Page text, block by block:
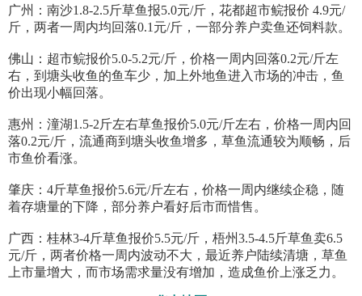
广州：南沙1.8-2.5斤草鱼报5.0元/斤，花都超市鲩报价 4.9元/
斤，两者一周内均回落0.1元/斤，一部分养户卖鱼还饲料款。
佛山：超市鲩报价5.0-5.2元/斤，价格一周内回落0.2元/斤左
右，到塘头收鱼的鱼车少，加上外地鱼进入市场的冲击，鱼
价出现小幅回落。
惠州：潼湖1.5-2斤左右草鱼报价5.0元/斤左右，价格一周内回
落0.2元/斤，流通商到塘头收鱼增多，草鱼流通较为顺畅，后
市鱼价看涨。
肇庆：4斤草鱼报价5.6元/斤左右，价格一周内继续企稳，随
着存塘量的下降，部分养户看好后市而惜售。
广西：桂林3-4斤草鱼报价5.5元/斤，梧州3.5-4.5斤草鱼卖6.5
元/斤，两者价格一周内波动不大，最近养户陆续清塘，草鱼
上市量增大，而市场需求量没有增加，造成鱼价上涨乏力。